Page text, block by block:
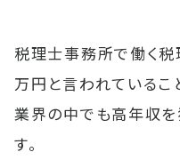
税理士事務所で働く
万円と言われているこ
業界の中でも高年収
す。